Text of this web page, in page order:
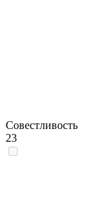
Совестливость
23